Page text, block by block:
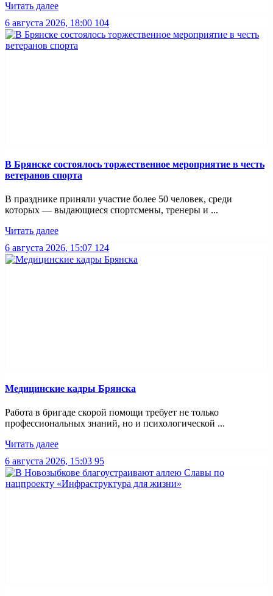
Читать далее
6 августа 2026, 18:00 104
В Брянске состоялось торжественное мероприятие в честь
ветеранов спорта
В празднике приняли участие более 50 человек, среди
которых — выдающиеся спортсмены, тренеры и ...
Читать далее
6 августа 2026, 15:07 124
Медицинские кадры Брянска
Работа в бригаде скорой помощи требует не только
профессиональных знаний, но и психологической ...
Читать далее
6 августа 2026, 15:03 95